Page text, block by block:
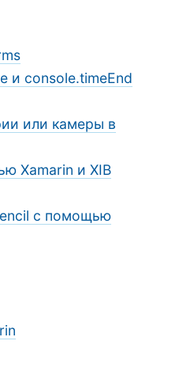
и console.timeEnd
или камеры в
Xamarin и XIB
с помощью